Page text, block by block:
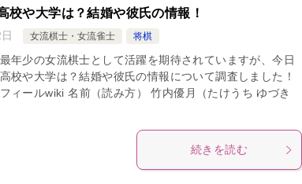
校や大学は？結婚や彼氏の情報！
女流棋士・女流雀士 将棋
年少の女流棋士として活躍を期待されていますが、今日
校や大学は？結婚や彼氏の情報について調査しました！
ィールwiki 名前（読み方） 竹内優月（たけうち ゆづき
続きを読む